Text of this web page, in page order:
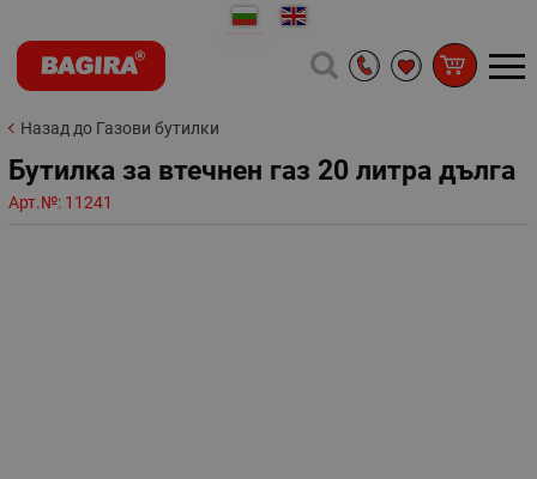
Назад до Газови бутилки
Бутилка за втечнен газ 20 литра дълга
Арт.№: 11241